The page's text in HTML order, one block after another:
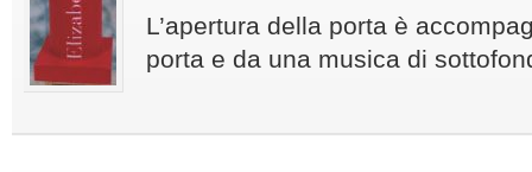
L’apertura della porta è
porta e da una musica di